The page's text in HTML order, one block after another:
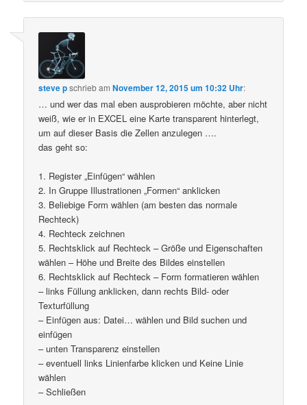
steve pschriebamNovember 12, 2015 um 10:32 Uhr:
… und wer das mal eben ausprobieren möchte, aber nicht
weiß, wie er in EXCEL eine Karte transparent hinterlegt,
um auf dieser Basis die Zellen anzulegen ….
das geht so:
1. Register „Einfügen“ wählen
2. In Gruppe Illustrationen „Formen“ anklicken
3. Beliebige Form wählen (am besten das normale
Rechteck)
4. Rechteck zeichnen
5. Rechtsklick auf Rechteck – Größe und Eigenschaften
wählen – Höhe und Breite des Bildes einstellen
6. Rechtsklick auf Rechteck – Form formatieren wählen
– links Füllung anklicken, dann rechts Bild- oder
Texturfüllung
– Einfügen aus: Datei… wählen und Bild suchen und
einfügen
– unten Transparenz einstellen
– eventuell links Linienfarbe klicken und Keine Linie
wählen
– Schließen